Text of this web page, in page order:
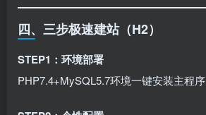
四、三步极速建站（H2）
STEP1：环境部署
PHP7.4+MySQL5.7环境一键安装主程序